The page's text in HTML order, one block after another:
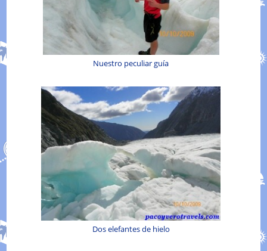
Nuestro peculiar guía
Dos elefantes de hielo